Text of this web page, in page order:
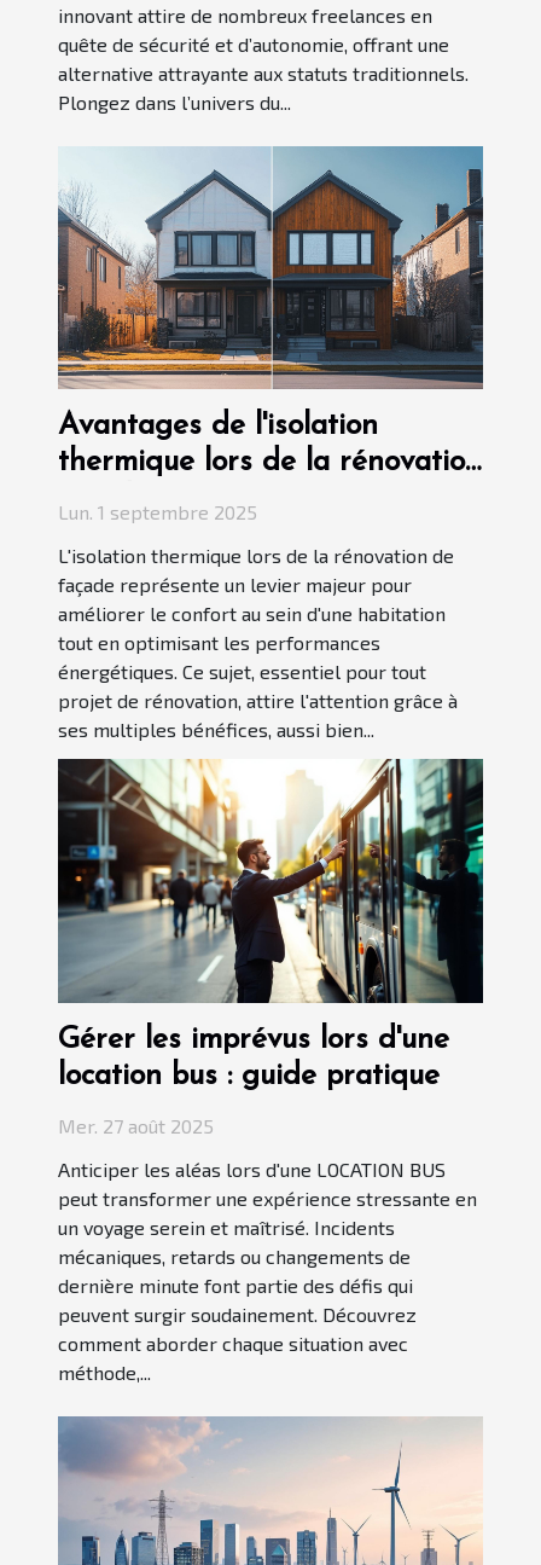
innovant attire de nombreux freelances en
quête de sécurité et d’autonomie, offrant une
alternative attrayante aux statuts traditionnels.
Plongez dans l’univers du...
Avantages de l'isolation
thermique lors de la rénovation
façade
Lun. 1 septembre 2025
L'isolation thermique lors de la rénovation de
façade représente un levier majeur pour
améliorer le confort au sein d'une habitation
tout en optimisant les performances
énergétiques. Ce sujet, essentiel pour tout
projet de rénovation, attire l'attention grâce à
ses multiples bénéfices, aussi bien...
Gérer les imprévus lors d'une
location bus : guide pratique
Mer. 27 août 2025
Anticiper les aléas lors d'une LOCATION BUS
peut transformer une expérience stressante en
un voyage serein et maîtrisé. Incidents
mécaniques, retards ou changements de
dernière minute font partie des défis qui
peuvent surgir soudainement. Découvrez
comment aborder chaque situation avec
méthode,...